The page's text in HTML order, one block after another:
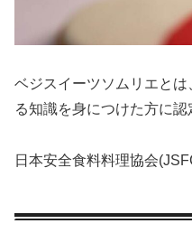
ベジスイーツソムリエと
る知識を身につけた方に認
日本安全食料料理協会